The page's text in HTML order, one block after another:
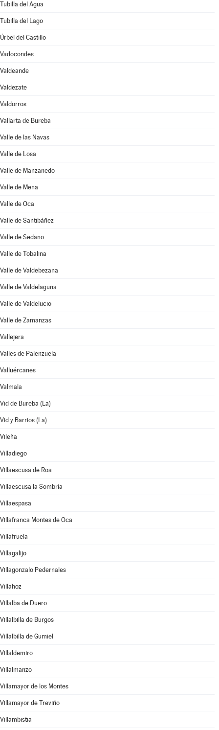
Tubilla del Agua
Tubilla del Lago
Úrbel del Castillo
Vadocondes
Valdeande
Valdezate
Valdorros
Vallarta de Bureba
Valle de las Navas
Valle de Losa
Valle de Manzanedo
Valle de Mena
Valle de Oca
Valle de Santibáñez
Valle de Sedano
Valle de Tobalina
Valle de Valdebezana
Valle de Valdelaguna
Valle de Valdelucio
Valle de Zamanzas
Vallejera
Valles de Palenzuela
Valluércanes
Valmala
Vid de Bureba (La)
Vid y Barrios (La)
Vileña
Villadiego
Villaescusa de Roa
Villaescusa la Sombría
Villaespasa
Villafranca Montes de Oca
Villafruela
Villagalijo
Villagonzalo Pedernales
Villahoz
Villalba de Duero
Villalbilla de Burgos
Villalbilla de Gumiel
Villaldemiro
Villalmanzo
Villamayor de los Montes
Villamayor de Treviño
Villambistia